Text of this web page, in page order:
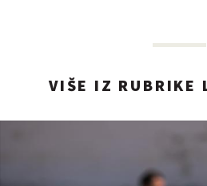
VIŠE IZ RUBRIKE